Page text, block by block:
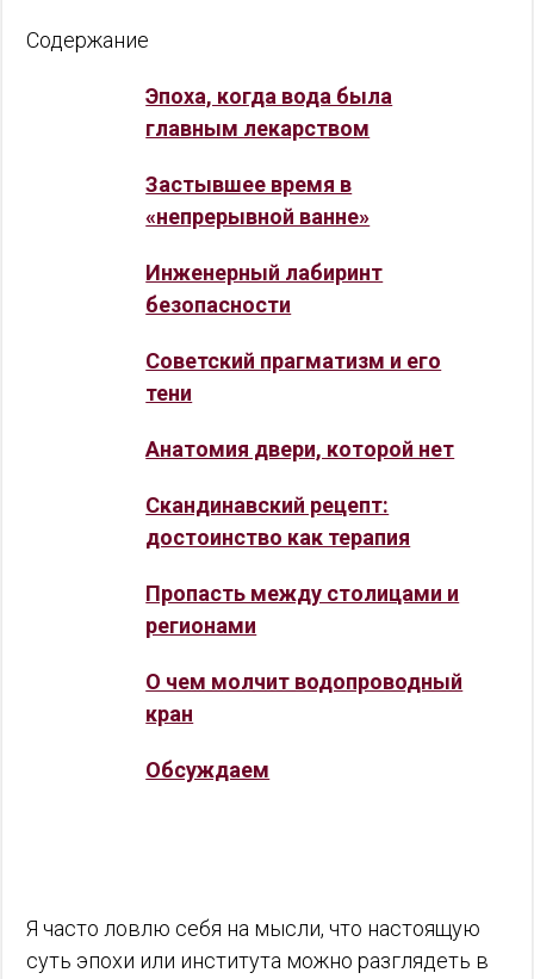
Содержание
Эпоха, когда вода была
главным лекарством
Застывшее время в
«непрерывной ванне»
Инженерный лабиринт
безопасности
Советский прагматизм и его
тени
Анатомия двери, которой нет
Скандинавский рецепт:
достоинство как терапия
Пропасть между столицами и
регионами
О чем молчит водопроводный
кран
Обсуждаем
Я часто ловлю себя на мысли, что настоящую
суть эпохи или института можно разглядеть в